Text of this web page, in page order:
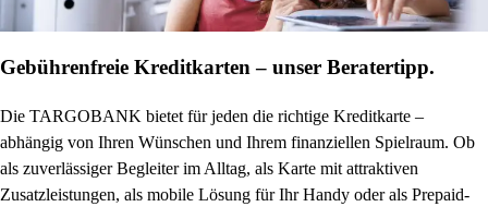
Gebührenfreie Kreditkarten – unser Beratertipp.
Die TARGOBANK bietet für jeden die richtige Kreditkarte –
abhängig von Ihren Wünschen und Ihrem finanziellen Spielraum. Ob
als zuverlässiger Begleiter im Alltag, als Karte mit attraktiven
Zusatzleistungen, als mobile Lösung für Ihr Handy oder als Prepaid-